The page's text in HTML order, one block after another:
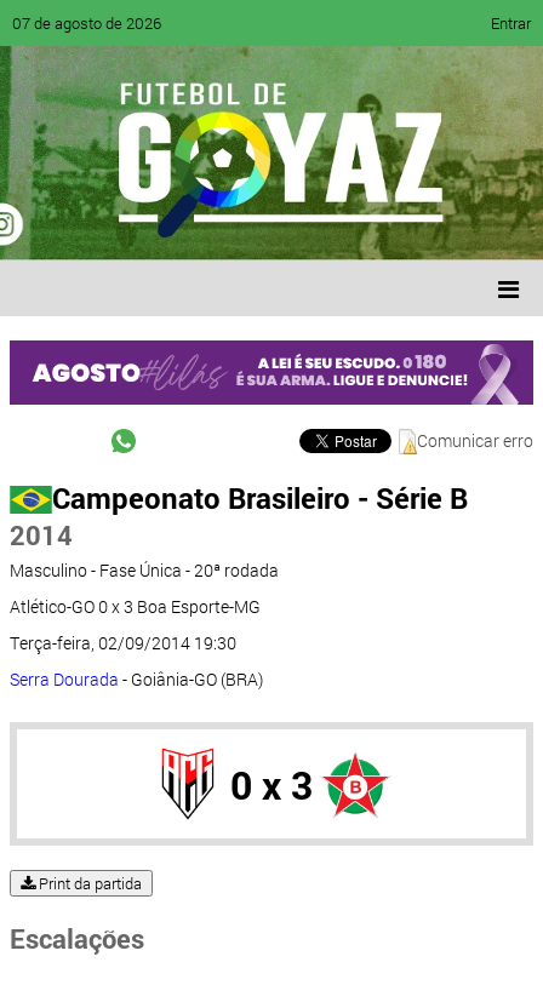
07 de agosto de 2026 Entrar
Comunicar erro
Campeonato Brasileiro - Série B
2014
Masculino - Fase Única - 20ª rodada
Atlético-GO 0 x 3 Boa Esporte-MG
Terça-feira, 02/09/2014 19:30
Serra Dourada - Goiânia-GO (BRA)
0 x 3
Print da partida
Escalações